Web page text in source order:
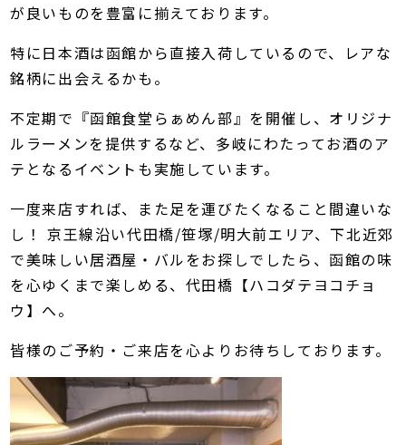
が良いものを豊富に揃えております。
特に日本酒は函館から直接入荷しているので、レアな
銘柄に出会えるかも。
不定期で『函館食堂らぁめん部』を開催し、オリジナ
ルラーメンを提供するなど、多岐にわたってお酒のア
テとなるイベントも実施しています。
一度来店すれば、また足を運びたくなること間違いな
し！ 京王線沿い代田橋/笹塚/明大前エリア、下北近郊
で美味しい居酒屋・バルをお探しでしたら、函館の味
を心ゆくまで楽しめる、代田橋【ハコダテヨコチョ
ウ】へ。
皆様のご予約・ご来店を心よりお待ちしております。